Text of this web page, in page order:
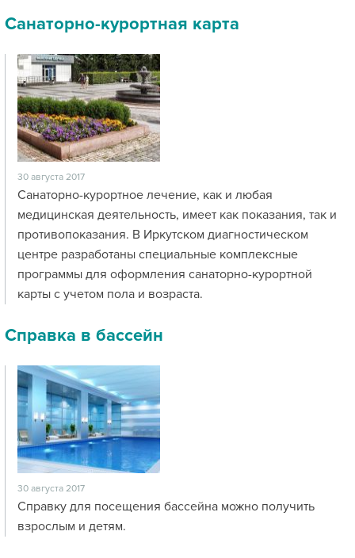
Санаторно-курортная карта
30 августа 2017
Санаторно-курортное лечение, как и любая
медицинская деятельность, имеет как показания, так и
противопоказания. В Иркутском диагностическом
центре разработаны специальные комплексные
программы для оформления санаторно-курортной
карты с учетом пола и возраста.
Справка в бассейн
30 августа 2017
Справку для посещения бассейна можно получить
взрослым и детям.